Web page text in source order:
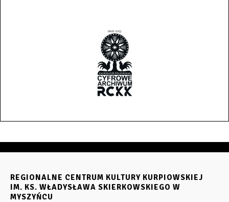
REGIONALNE CENTRUM KULTURY KURPIOWSKIEJ
IM. KS. WŁADYSŁAWA SKIERKOWSKIEGO W
MYSZYŃCU